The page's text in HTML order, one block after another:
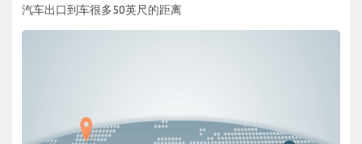
汽车出口到车很多50英尺的距离